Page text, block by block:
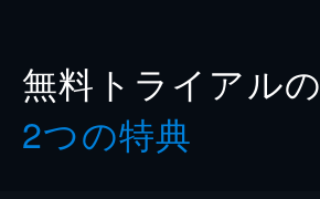
無料トライアルの
2つの特典